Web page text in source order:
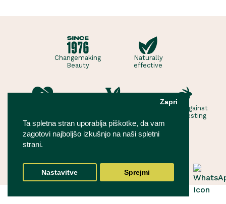
Ta spletna stran uporablja piškotke, da vam
zagotovi najboljšo izkušnjo na naši spletni
strani.
Zapri
Nastavitve Sprejmi
Changemaking
Beauty
Naturally
effective
Forever against
animal testing